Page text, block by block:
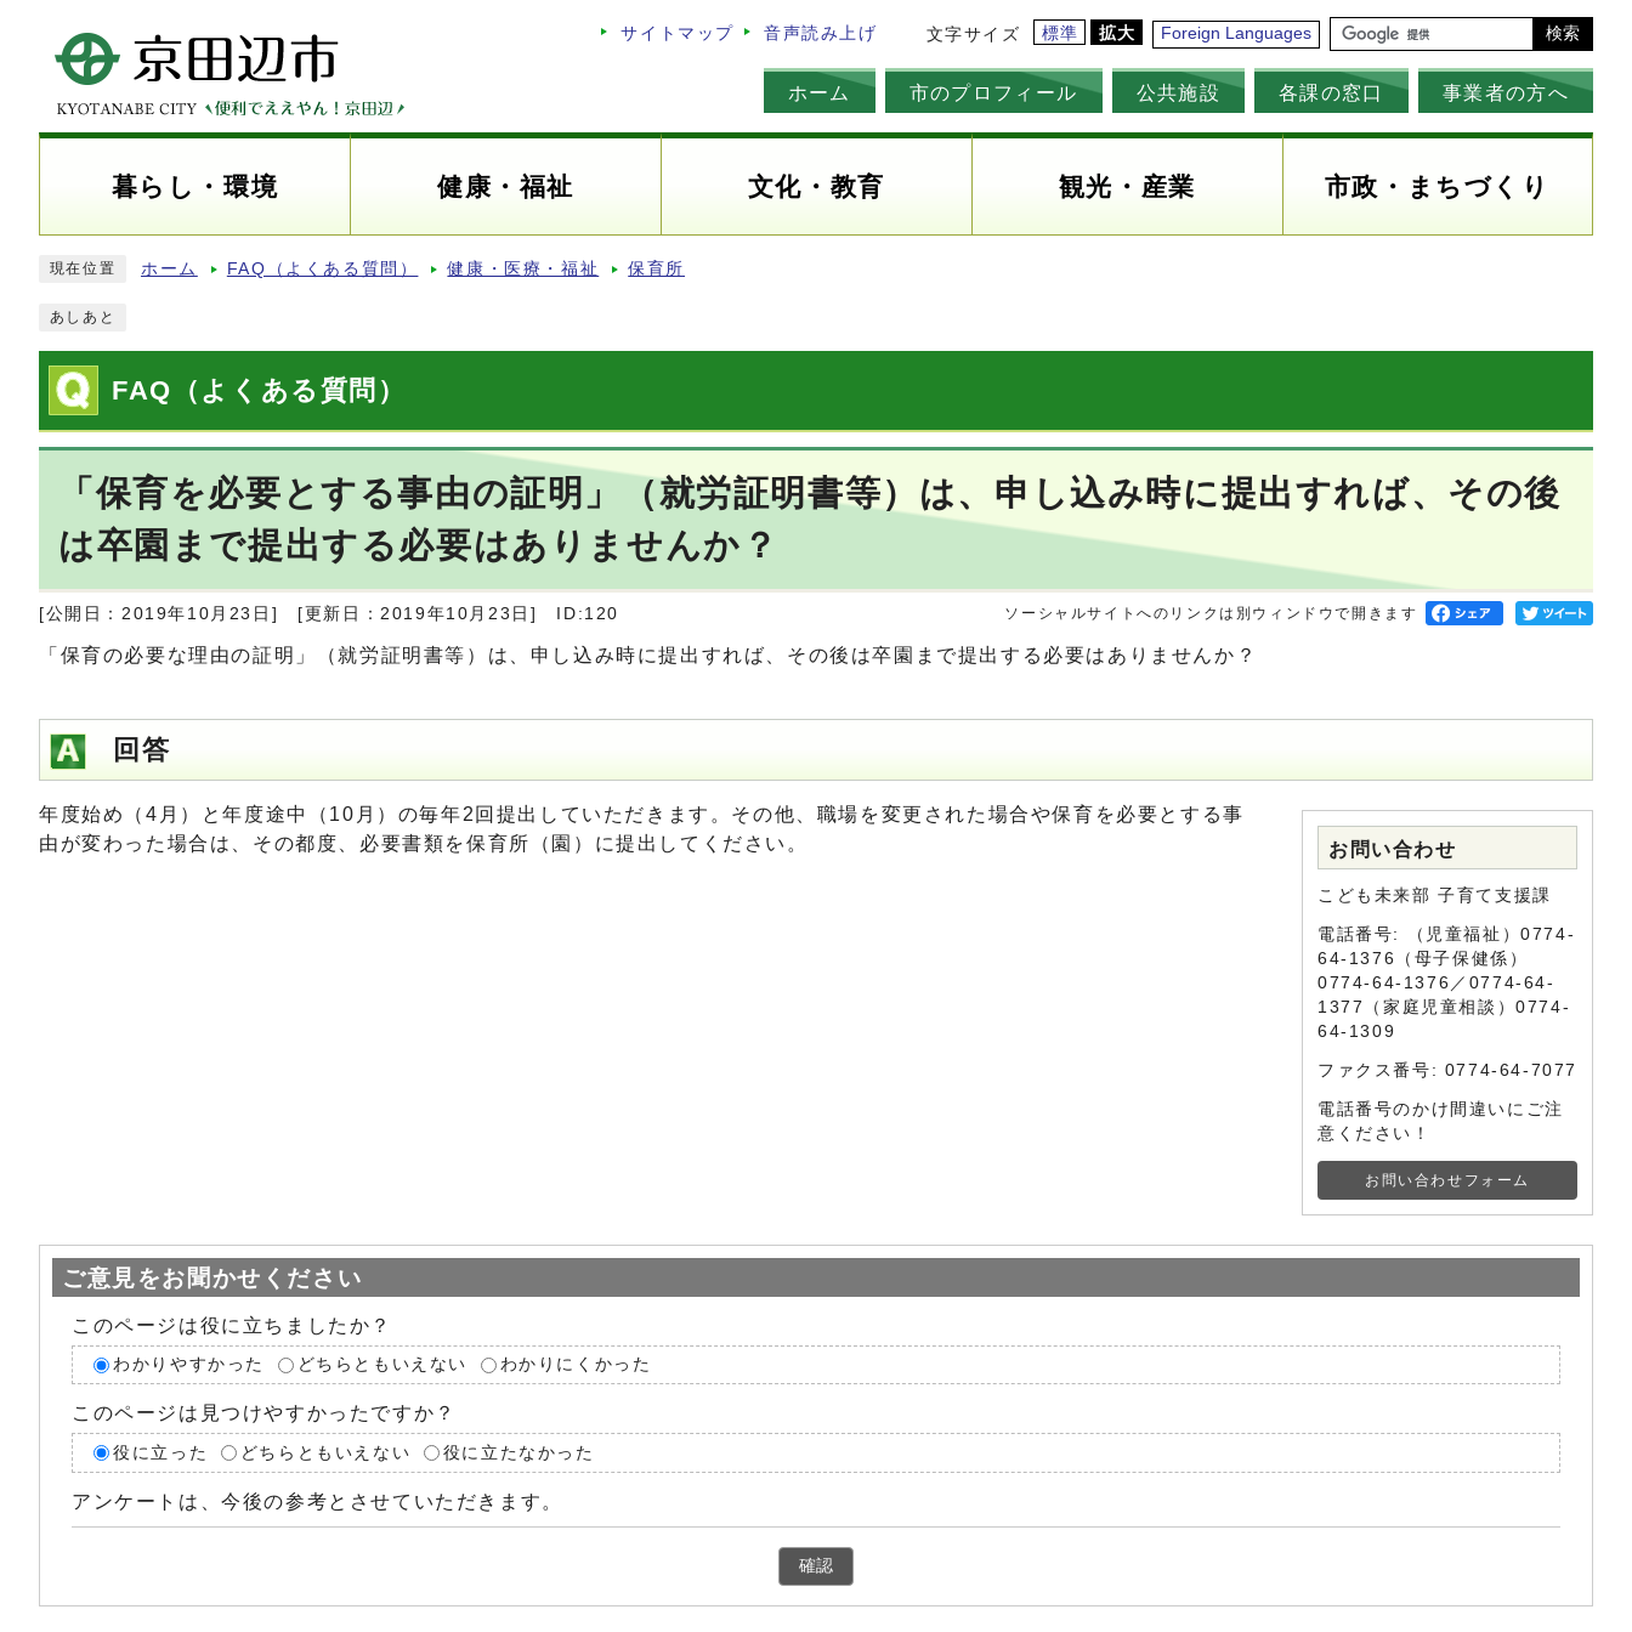
サイトマップ 音声読み上げ 文字サイズ 標準 拡大 Foreign Languages 検索
ホーム 市のプロフィール 公共施設 各課の窓口 事業者の方へ
暮らし・環境 健康・福祉 文化・教育 観光・産業 市政・まちづくり
現在位置 ホーム FAQ（よくある質問） 健康・医療・福祉 保育所
あしあと
FAQ（よくある質問）
「保育を必要とする事由の証明」（就労証明書等）は、申し込み時に提出すれば、その後
は卒園まで提出する必要はありませんか？
[公開日：2019年10月23日] [更新日：2019年10月23日] ID:120 ソーシャルサイトへのリンクは別ウィンドウで開きます
「保育の必要な理由の証明」（就労証明書等）は、申し込み時に提出すれば、その後は卒園まで提出する必要はありませんか？
回答
年度始め（4月）と年度途中（10月）の毎年2回提出していただきます。その他、職場を変更された場合や保育を必要とする事
由が変わった場合は、その都度、必要書類を保育所（園）に提出してください。
お問い合わせ
こども未来部 子育て支援課
電話番号: （児童福祉）0774-
64-1376（母子保健係）
0774-64-1376／0774-64-
1377（家庭児童相談）0774-
64-1309
ファクス番号: 0774-64-7077
電話番号のかけ間違いにご注
意ください！
お問い合わせフォーム
ご意見をお聞かせください
このページは役に立ちましたか？
わかりやすかった どちらともいえない わかりにくかった
このページは見つけやすかったですか？
役に立った どちらともいえない 役に立たなかった
アンケートは、今後の参考とさせていただきます。
確認